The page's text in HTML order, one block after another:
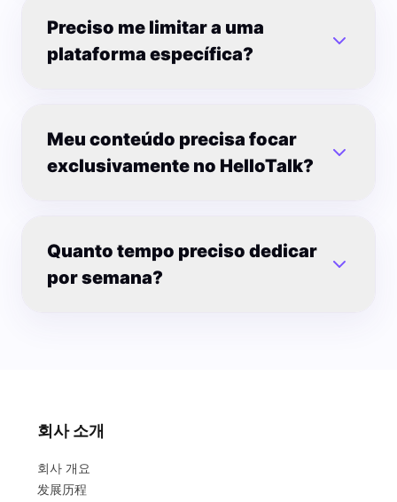
Preciso me limitar a uma
plataforma específica?
Meu conteúdo precisa focar
exclusivamente no HelloTalk?
Quanto tempo preciso dedicar
por semana?
회사 소개
회사 개요
发展历程